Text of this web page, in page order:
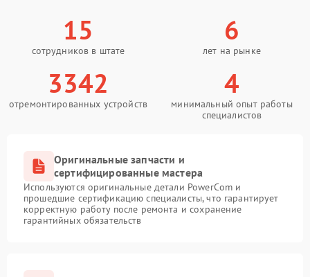
15
сотрудников в штате
6
лет на рынке
3342
отремонтированных устройств
4
минимальный опыт работы
специалистов
Оригинальные запчасти и
сертифицированные мастера
Используются оригинальные детали PowerCom и
прошедшие сертификацию специалисты, что гарантирует
корректную работу после ремонта и сохранение
гарантийных обязательств